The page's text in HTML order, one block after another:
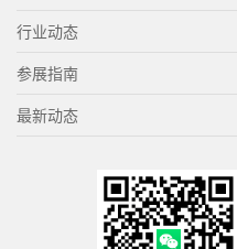
行业动态
参展指南
最新动态